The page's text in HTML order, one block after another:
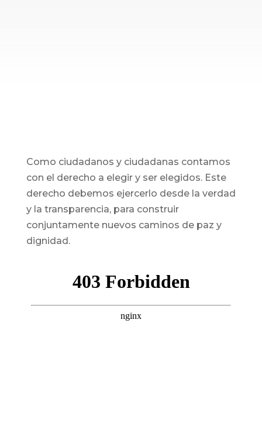
Como ciudadanos y ciudadanas contamos
con el derecho a elegir y ser elegidos. Este
derecho debemos ejercerlo desde la verdad
y la transparencia, para construir
conjuntamente nuevos caminos de paz y
dignidad.